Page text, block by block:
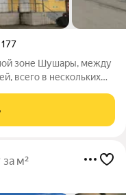
177
зоне Шушары, между
всего в нескольких
потолков 12,5
м²